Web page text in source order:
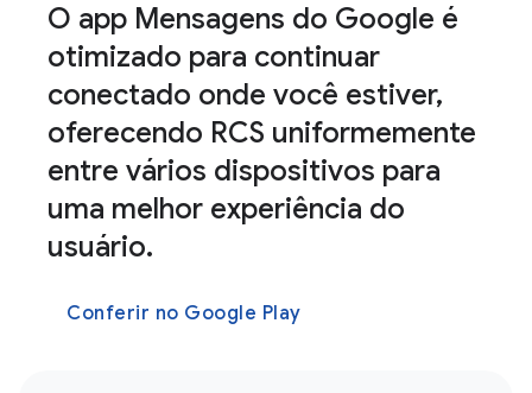
O app Mensagens do Google é
otimizado para continuar
conectado onde você estiver,
oferecendo RCS uniformemente
entre vários dispositivos para
uma melhor experiência do
usuário.
Conferir no Google Play